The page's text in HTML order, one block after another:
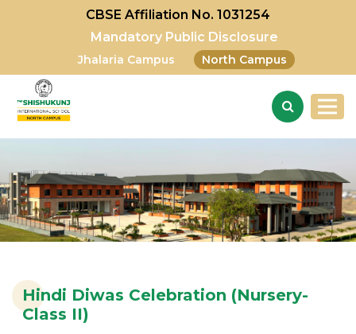
CBSE Affiliation No. 1031254
Mandatory Public Disclosure
Jhalaria Campus North Campus
Hindi Diwas Celebration (Nursery-
Class II)